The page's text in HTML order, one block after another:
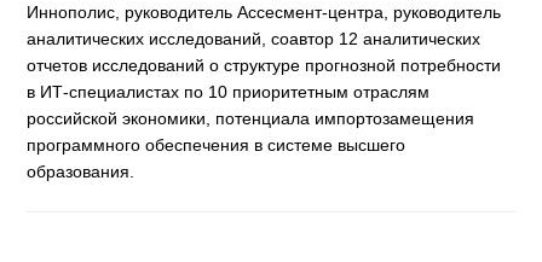
Иннополис, руководитель Ассесмент-центра, руководитель
аналитических исследований, соавтор 12 аналитических
отчетов исследований о структуре прогнозной потребности
в ИТ-специалистах по 10 приоритетным отраслям
российской экономики, потенциала импортозамещения
программного обеспечения в системе высшего
образования.